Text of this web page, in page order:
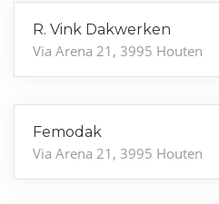
R. Vink Dakwerken
Via Arena 21, 3995 Houten
Femodak
Via Arena 21, 3995 Houten